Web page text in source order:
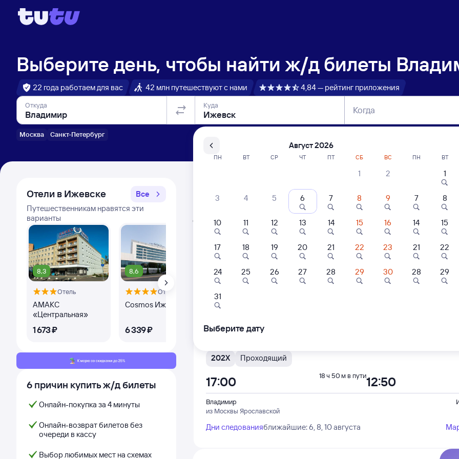
Выберите день, чтобы найти ж/д билеты
22 года работаем для вас 42 млн путешествуют с нами 4,84 — рейтинг приложения
Откуда
Москва Санкт-Петербург
Куда Когда
Отели в Ижевске
Все
Путешественникам нравятся эти
варианты
8,3
Отель
АМАКС
«Центральная»
1 ⁠673 ⁠₽
8,6
Отель
Cosmos Ижевск
6 ⁠339 ⁠₽
8,5
Привал
4 ⁠000 ⁠₽
6 причин купить ж/д билеты
Онлайн-покупка за 4 минуты
Онлайн-возврат билетов без
очереди в кассу
Выбор любимых мест на схемах
Расписание поездов Владимир — Ижевск
Расписание поездов Ижевск — Владимир
Открыта продажа билетов на 3 ноября. Отправление и прибытие по местному
Самый быстрый
131Г Проходящий
Владимир
из Санкт-Петербурга Ладож.
00:56 19:42
202Х Проходящий
Владимир
из Москвы Ярославской
17:00 12:50
18 ч 50 м в пути
Дни следованияближайшие: 6, 8, 10 августа
Август 2026
ПН ВТ СР ЧТ ПТ СБ ВС
1 2
3 4 5 6 7 8 9
10 11 12 13 14 15 16
17 18 19 20 21 22 23
24 25 26 27 28 29 30
31
ПН ВТ
1
7 8
14 15
21 22
28 29
Выберите дату